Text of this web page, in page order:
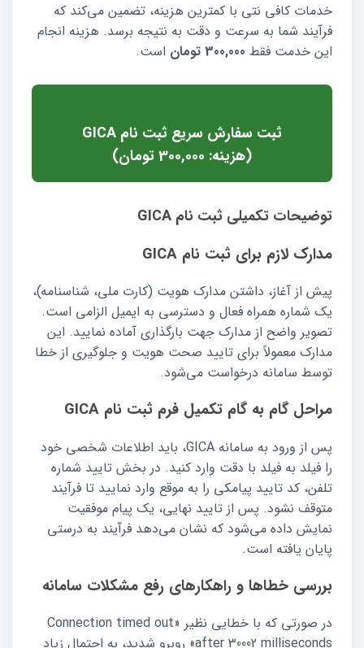
خدمات کافی نتی با کمترین هزینه، تضمین می‌کند که
فرآیند شما به سرعت و دقت به نتیجه برسد. هزینه انجام
این خدمت فقط 300,000 تومان است.
ثبت سفارش سریع ثبت نام GICA
(هزینه: 300,000 تومان)
توضیحات تکمیلی ثبت نام GICA
مدارک لازم برای ثبت نام GICA
پیش از آغاز، داشتن مدارک هویت (کارت ملی، شناسنامه)،
یک شماره همراه فعال و دسترسی به ایمیل الزامی است.
تصویر واضح از مدارک جهت بارگذاری آماده نمایید. این
مدارک معمولاً برای تایید صحت هویت و جلوگیری از خطا
توسط سامانه درخواست می‌شود.
مراحل گام به گام تکمیل فرم ثبت نام GICA
پس از ورود به سامانه GICA، باید اطلاعات شخصی خود
را فیلد به فیلد با دقت وارد کنید. در بخش تایید شماره
تلفن، کد تایید پیامکی را به موقع وارد نمایید تا فرآیند
متوقف نشود. پس از تایید نهایی، یک پیام موفقیت
نمایش داده می‌شود که نشان می‌دهد فرآیند به درستی
پایان یافته است.
بررسی خطاها و راهکارهای رفع مشکلات سامانه
در صورتی که با خطایی نظیر «Connection timed out
after 30002 milliseconds» روبرو شدید، به احتمال زیاد